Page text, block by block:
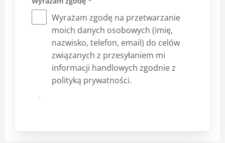
Wyrażam zgodę na przetwarzanie
moich danych osobowych (imię,
nazwisko, telefon, email) do celów
związanych z przesyłaniem mi
informacji handlowych zgodnie z
polityką prywatności.
Prześlij